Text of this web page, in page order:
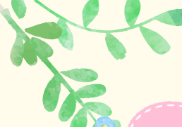
青組発表会２０２５
延期になってしまった青組発表会でし
後まで一生懸命する姿はとってもかっ
★３・４・５歳児 異年齢交流★